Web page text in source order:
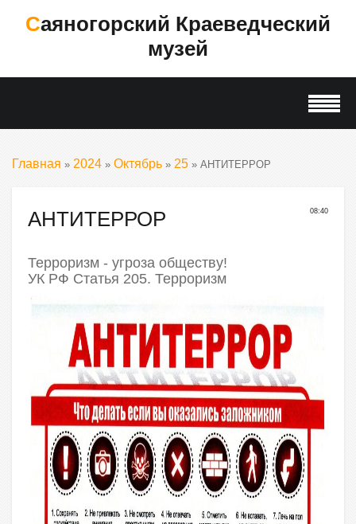
Саяногорский Краеведческий
музей
Главная » 2024 » Октябрь » 25 » АНТИТЕРРОР
08:40
АНТИТЕРРОР
Терроризм - угроза обществу!
УК РФ Статья 205. Терроризм